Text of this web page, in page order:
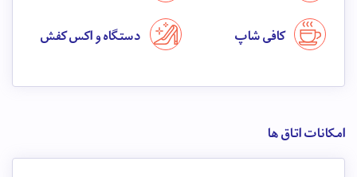
کافی شاپ دستگاه واکس کفش
امکانات اتاق ها